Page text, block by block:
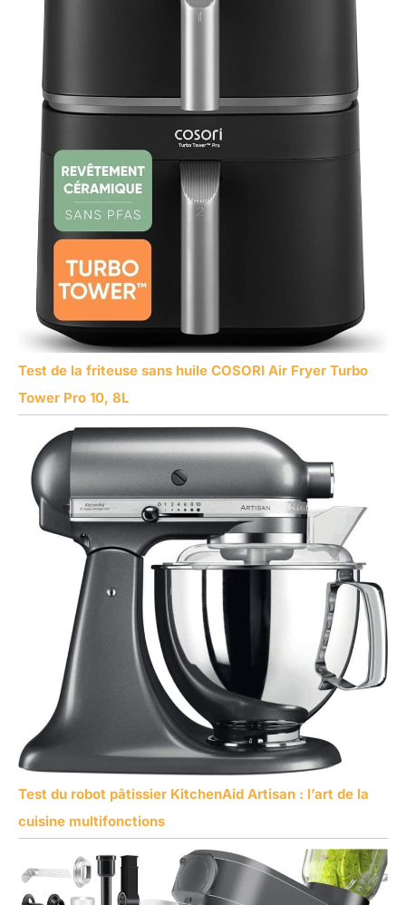
Test de la friteuse sans huile COSORI Air Fryer Turbo
Tower Pro 10, 8L
Test du robot pâtissier KitchenAid Artisan : l’art de la
cuisine multifonctions